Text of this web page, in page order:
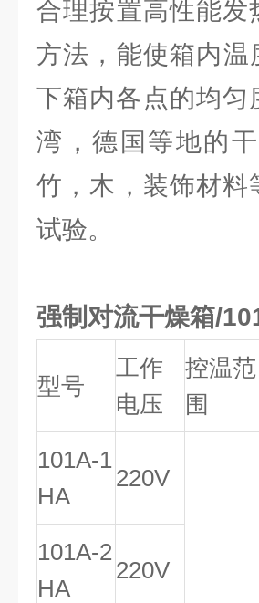
合理按置高性能
方法，能使箱内
下箱内各点的均
湾，德国等地的
竹，木，装饰材
试验。
强制对流干燥箱/
型号
工作
电压
控温范
围
101A-1
HA
220V
101A-2
HA
220V